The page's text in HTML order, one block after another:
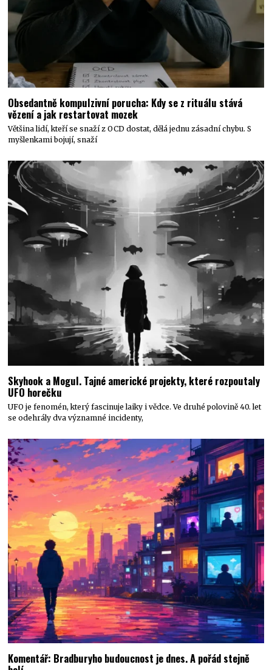
Obsedantně kompulzivní porucha: Kdy se z rituálu stává
vězení a jak restartovat mozek
Většina lidí, kteří se snaží z OCD dostat, dělá jednu zásadní chybu. S
myšlenkami bojují, snaží
Skyhook a Mogul. Tajné americké projekty, které rozpoutaly
UFO horečku
UFO je fenomén, který fascinuje laiky i vědce. Ve druhé polovině 40. let
se odehrály dva významné incidenty,
Komentář: Bradburyho budoucnost je dnes. A pořád stejně